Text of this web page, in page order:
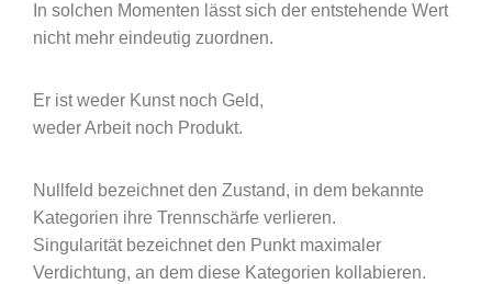
In solchen Momenten lässt sich der entstehende Wert
nicht mehr eindeutig zuordnen.
Er ist weder Kunst noch Geld,
weder Arbeit noch Produkt.
Nullfeld bezeichnet den Zustand, in dem bekannte
Kategorien ihre Trennschärfe verlieren.
Singularität bezeichnet den Punkt maximaler
Verdichtung, an dem diese Kategorien kollabieren.